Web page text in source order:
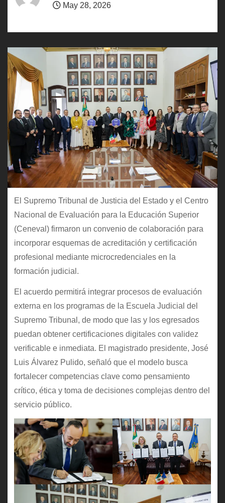
May 28, 2026
El Supremo Tribunal de Justicia del Estado y el Centro
Nacional de Evaluación para la Educación Superior
(Ceneval) firmaron un convenio de colaboración para
incorporar esquemas de acreditación y certificación
profesional mediante microcredenciales en la
formación judicial.
El acuerdo permitirá integrar procesos de evaluación
externa en los programas de la Escuela Judicial del
Supremo Tribunal, de modo que las y los egresados
puedan obtener certificaciones digitales con validez
verificable e inmediata. El magistrado presidente, José
Luis Álvarez Pulido, señaló que el modelo busca
fortalecer competencias clave como pensamiento
crítico, ética y toma de decisiones complejas dentro del
servicio público.